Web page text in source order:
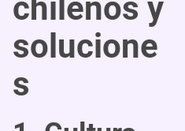
chilenos y
solucione
s